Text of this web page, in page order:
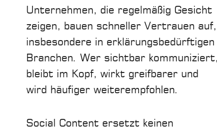
Unternehmen, die regelmäßig Gesicht
zeigen, bauen schneller Vertrauen auf,
insbesondere in erklärungsbedürftigen
Branchen. Wer sichtbar
bleibt im Kopf, wirkt greifbarer und
wird häufiger weiterempfohlen.
Social Content ersetzt keinen